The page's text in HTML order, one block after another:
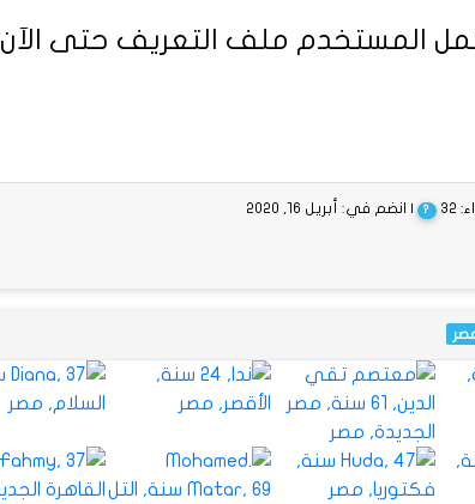
المستخدم ملف التعريف حتى الآن
32
? | انضم في: أبريل 16, 2020